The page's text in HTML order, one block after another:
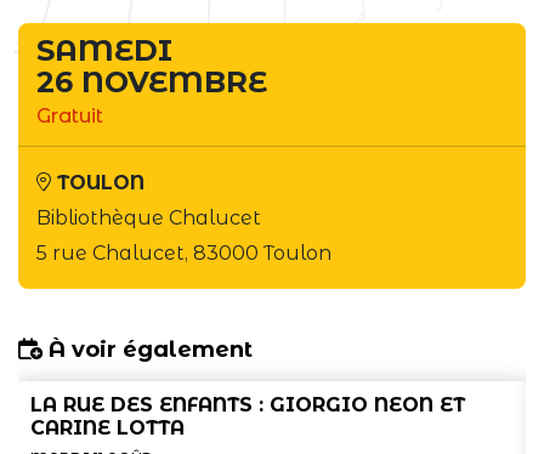
SAMEDI
26 NOVEMBRE
Gratuit
TOULON
Bibliothèque Chalucet
5 rue Chalucet, 83000 Toulon
À voir également
LA RUE DES ENFANTS : GIORGIO NEON ET
CARINE LOTTA